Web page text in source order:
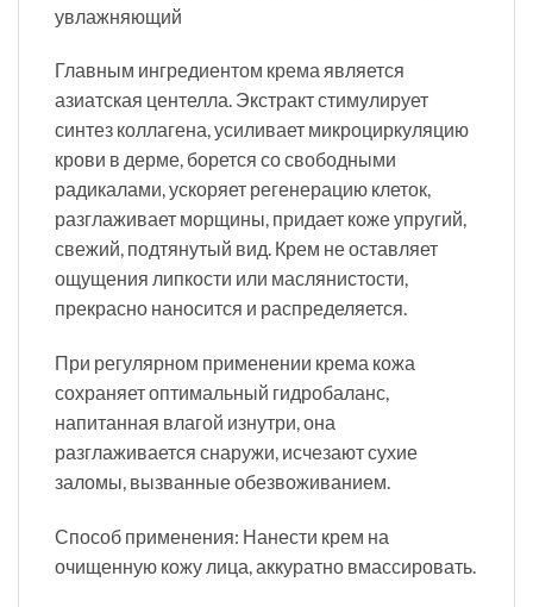
увлажняющий
Главным ингредиентом крема является
азиатская центелла. Экстракт стимулирует
синтез коллагена, усиливает микроциркуляцию
крови в дерме, борется со свободными
радикалами, ускоряет регенерацию клеток,
разглаживает морщины, придает коже упругий,
свежий, подтянутый вид. Крем не оставляет
ощущения липкости или маслянистости,
прекрасно наносится и распределяется.
При регулярном применении крема кожа
сохраняет оптимальный гидробаланс,
напитанная влагой изнутри, она
разглаживается снаружи, исчезают сухие
заломы, вызванные обезвоживанием.
Способ применения: Нанести крем на
очищенную кожу лица, аккуратно вмассировать.